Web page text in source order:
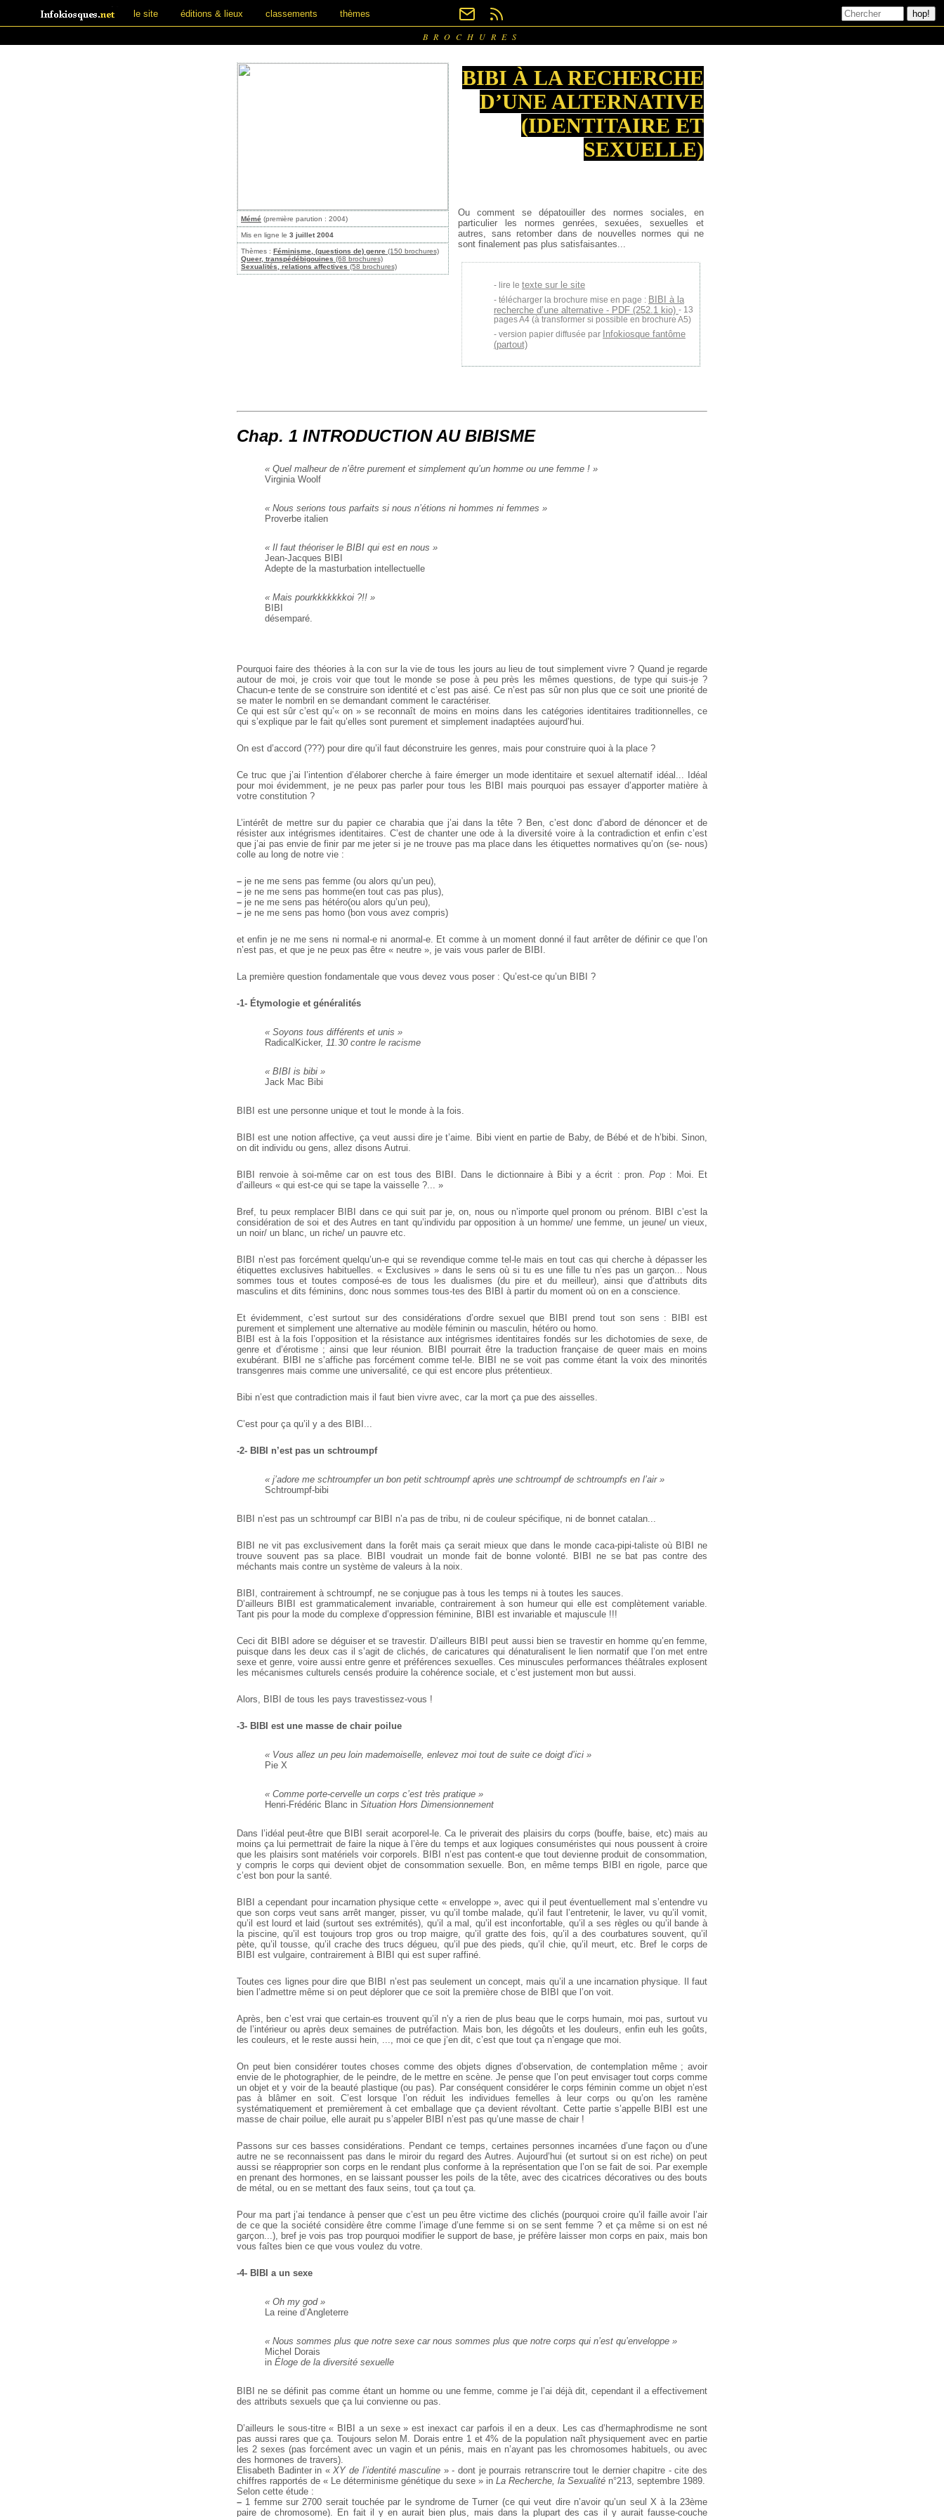
le site éditions & lieux classements thèmes
BROCHURES
Mémé (première parution : 2004)
Mis en ligne le 3 juillet 2004
Thèmes : Féminisme, (questions de) genre (150 brochures)
Queer, transpédébigouines (68 brochures)
Sexualités, relations affectives (58 brochures)
BIBI À LA RECHERCHE
D’UNE ALTERNATIVE
(IDENTITAIRE ET
SEXUELLE)
Ou comment se dépatouiller des normes sociales, en
particulier les normes genrées, sexuées, sexuelles et
autres, sans retomber dans de nouvelles normes qui ne
sont finalement pas plus satisfaisantes...
lire le texte sur le site
télécharger la brochure mise en page : BIBI à la
recherche d’une alternative - PDF (252.1 kio) - 13
pages A4 (à transformer si possible en brochure A5)
version papier diffusée par Infokiosque fantôme
(partout)
Chap. 1 INTRODUCTION AU BIBISME
« Quel malheur de n’être purement et simplement qu’un homme ou une femme ! »
Virginia Woolf
« Nous serions tous parfaits si nous n’étions ni hommes ni femmes »
Proverbe italien
« Il faut théoriser le BIBI qui est en nous »
Jean-Jacques BIBI
Adepte de la masturbation intellectuelle
« Mais pourkkkkkkkoi ?!! »
BIBI
désemparé.
Pourquoi faire des théories à la con sur la vie de tous les jours au lieu de tout simplement vivre ? Quand je regarde
autour de moi, je crois voir que tout le monde se pose à peu près les mêmes questions, de type qui suis-je ?
Chacun-e tente de se construire son identité et c’est pas aisé. Ce n’est pas sûr non plus que ce soit une priorité de
se mater le nombril en se demandant comment le caractériser.
Ce qui est sûr c’est qu’« on » se reconnaît de moins en moins dans les catégories identitaires traditionnelles, ce
qui s’explique par le fait qu’elles sont purement et simplement inadaptées aujourd’hui.
On est d’accord (???) pour dire qu’il faut déconstruire les genres, mais pour construire quoi à la place ?
Ce truc que j’ai l’intention d’élaborer cherche à faire émerger un mode identitaire et sexuel alternatif idéal... Idéal
pour moi évidemment, je ne peux pas parler pour tous les BIBI mais pourquoi pas essayer d’apporter matière à
votre constitution ?
L’intérêt de mettre sur du papier ce charabia que j’ai dans la tête ? Ben, c’est donc d’abord de dénoncer et de
résister aux intégrismes identitaires. C’est de chanter une ode à la diversité voire à la contradiction et enfin c’est
que j’ai pas envie de finir par me jeter si je ne trouve pas ma place dans les étiquettes normatives qu’on (se- nous)
colle au long de notre vie :
– je ne me sens pas femme (ou alors qu’un peu),
– je ne me sens pas homme(en tout cas pas plus),
– je ne me sens pas hétéro(ou alors qu’un peu),
– je ne me sens pas homo (bon vous avez compris)
et enfin je ne me sens ni normal-e ni anormal-e. Et comme à un moment donné il faut arrêter de définir ce que l’on
n’est pas, et que je ne peux pas être « neutre », je vais vous parler de BIBI.
La première question fondamentale que vous devez vous poser : Qu’est-ce qu’un BIBI ?
-1- Étymologie et généralités
« Soyons tous différents et unis »
RadicalKicker, 11.30 contre le racisme
« BIBI is bibi »
Jack Mac Bibi
BIBI est une personne unique et tout le monde à la fois.
BIBI est une notion affective, ça veut aussi dire je t’aime. Bibi vient en partie de Baby, de Bébé et de h’bibi. Sinon,
on dit individu ou gens, allez disons Autrui.
BIBI renvoie à soi-même car on est tous des BIBI. Dans le dictionnaire à Bibi y a écrit : pron. Pop: Moi. Et
d’ailleurs « qui est-ce qui se tape la vaisselle ?... »
Bref, tu peux remplacer BIBI dans ce qui suit par je, on, nous ou n’importe quel pronom ou prénom. BIBI c’est la
considération de soi et des Autres en tant qu’individu par opposition à un homme/ une femme, un jeune/ un vieux,
un noir/ un blanc, un riche/ un pauvre etc.
BIBI n’est pas forcément quelqu’un-e qui se revendique comme tel-le mais en tout cas qui cherche à dépasser les
étiquettes exclusives habituelles. « Exclusives » dans le sens où si tu es une fille tu n’es pas un garçon... Nous
sommes tous et toutes composé-es de tous les dualismes (du pire et du meilleur), ainsi que d’attributs dits
masculins et dits féminins, donc nous sommes tous-tes des BIBI à partir du moment où on en a conscience.
Et évidemment, c’est surtout sur des considérations d’ordre sexuel que BIBI prend tout son sens : BIBI est
purement et simplement une alternative au modèle féminin ou masculin, hétéro ou homo.
BIBI est à la fois l’opposition et la résistance aux intégrismes identitaires fondés sur les dichotomies de sexe, de
genre et d’érotisme ; ainsi que leur réunion. BIBI pourrait être la traduction française de queer mais en moins
exubérant. BIBI ne s’affiche pas forcément comme tel-le. BIBI ne se voit pas comme étant la voix des minorités
transgenres mais comme une universalité, ce qui est encore plus prétentieux.
Bibi n’est que contradiction mais il faut bien vivre avec, car la mort ça pue des aisselles.
C’est pour ça qu’il y a des BIBI...
-2- BIBI n’est pas un schtroumpf
« j’adore me schtroumpfer un bon petit schtroumpf après une schtroumpf de schtroumpfs en l’air »
Schtroumpf-bibi
BIBI n’est pas un schtroumpf car BIBI n’a pas de tribu, ni de couleur spécifique, ni de bonnet catalan...
BIBI ne vit pas exclusivement dans la forêt mais ça serait mieux que dans le monde caca-pipi-taliste où BIBI ne
trouve souvent pas sa place. BIBI voudrait un monde fait de bonne volonté. BIBI ne se bat pas contre des
méchants mais contre un système de valeurs à la noix.
BIBI, contrairement à schtroumpf, ne se conjugue pas à tous les temps ni à toutes les sauces.
D’ailleurs BIBI est grammaticalement invariable, contrairement à son humeur qui elle est complètement variable.
Tant pis pour la mode du complexe d’oppression féminine, BIBI est invariable et majuscule !!!
Ceci dit BIBI adore se déguiser et se travestir. D’ailleurs BIBI peut aussi bien se travestir en homme qu’en femme,
puisque dans les deux cas il s’agit de clichés, de caricatures qui dénaturalisent le lien normatif que l’on met entre
sexe et genre, voire aussi entre genre et préférences sexuelles. Ces minuscules performances théâtrales explosent
les mécanismes culturels censés produire la cohérence sociale, et c’est justement mon but aussi.
Alors, BIBI de tous les pays travestissez-vous !
-3- BIBI est une masse de chair poilue
« Vous allez un peu loin mademoiselle, enlevez moi tout de suite ce doigt d’ici »
Pie X
« Comme porte-cervelle un corps c’est très pratique »
Henri-Frédéric Blanc in Situation Hors Dimensionnement
Dans l’idéal peut-être que BIBI serait acorporel-le. Ca le priverait des plaisirs du corps (bouffe, baise, etc) mais au
moins ça lui permettrait de faire la nique à l’ère du temps et aux logiques consuméristes qui nous poussent à croire
que les plaisirs sont matériels voir corporels.
BIBI n’est pas content-e que tout devienne produit de consommation,
y compris le corps qui devient objet de consommation sexuelle. Bon, en même temps BIBI en rigole, parce que
c’est bon pour la santé.
BIBI a cependant pour incarnation physique cette « enveloppe », avec qui il peut éventuellement mal s’entendre vu
que son corps veut sans arrêt manger, pisser, vu qu’il tombe malade, qu’il faut l’entretenir, le laver, vu qu’il vomit,
qu’il est lourd et laid (surtout ses extrémités), qu’il a mal, qu’il est inconfortable, qu’il a ses règles ou qu’il bande à
la piscine, qu’il est toujours trop gros ou trop maigre, qu’il gratte des fois, qu’il a des courbatures souvent, qu’il
pète, qu’il tousse, qu’il crache des trucs dégueu, qu’il pue des pieds, qu’il chie, qu’il meurt, etc. Bref le corps de
BIBI est vulgaire, contrairement à BIBI qui est super raffiné.
Toutes ces lignes pour dire que BIBI n’est pas seulement un concept, mais qu’il a une incarnation physique. Il faut
bien l’admettre même si on peut déplorer que ce soit la première chose de BIBI que l’on voit.
Après, ben c’est vrai que certain-es trouvent qu’il n’y a rien de plus beau que le corps humain, moi pas, surtout vu
de l’intérieur ou après deux semaines de putréfaction. Mais bon, les dégoûts et les douleurs, enfin euh les goûts,
les couleurs, et le reste aussi hein, ..., moi ce que j’en dit, c’est que tout ça n’engage que moi.
On peut bien considérer toutes choses comme des objets dignes d’observation, de contemplation même ; avoir
envie de le photographier, de le peindre, de le mettre en scène. Je pense que l’on peut envisager tout corps comme
un objet et y voir de la beauté plastique (ou pas). Par conséquent considérer le corps féminin comme un objet n’est
pas à blâmer en soit. C’est lorsque l’on réduit les individues femelles à leur corps ou qu’on les ramène
systématiquement et premièrement à cet emballage que ça devient révoltant. Cette partie s’appelle BIBI est une
masse de chair poilue, elle aurait pu s’appeler BIBI n’est pas qu’une masse de chair !
Passons sur ces basses considérations. Pendant ce temps, certaines personnes incarnées d’une façon ou d’une
autre ne se reconnaissent pas dans le miroir du regard des Autres. Aujourd’hui (et surtout si on est riche) on peut
aussi se réapproprier son corps en le rendant plus conforme à la représentation que l’on se fait de soi. Par exemple
en prenant des hormones, en se laissant pousser les poils de la tête, avec des cicatrices décoratives ou des bouts
de métal, ou en se mettant des faux seins, tout ça tout ça.
Pour ma part j’ai tendance à penser que c’est un peu être victime des clichés (pourquoi croire qu’il faille avoir l’air
de ce que la société considère être comme l’image d’une femme si on se sent femme ? et ça même si on est né
garçon...), bref je vois pas trop pourquoi modifier le support de base, je préfère laisser mon corps en paix, mais bon
vous faîtes bien ce que vous voulez du votre.
-4- BIBI a un sexe
« Oh my god »
La reine d’Angleterre
« Nous sommes plus que notre sexe car nous sommes plus que notre corps qui n’est qu’enveloppe »
Michel Dorais
in Éloge de la diversité sexuelle
BIBI ne se définit pas comme étant un homme ou une femme, comme je l’ai déjà dit, cependant il a effectivement
des attributs sexuels que ça lui convienne ou pas.
D’ailleurs le sous-titre « BIBI a un sexe » est inexact car parfois il en a deux. Les cas d’hermaphrodisme ne sont
pas aussi rares que ça. Toujours selon M. Dorais entre 1 et 4% de la population naît physiquement avec en partie
les 2 sexes (pas forcément avec un vagin et un pénis, mais en n’ayant pas les chromosomes habituels, ou avec
des hormones de travers).
Elisabeth Badinter in «XY de l’identité masculine » - dont je pourrais retranscrire tout le dernier chapitre - cite des
chiffres rapportés de « Le déterminisme génétique du sexe » in La Recherche, la Sexualité n°213, septembre 1989.
Selon cette étude :
– 1 femme sur 2700 serait touchée par le syndrome de Turner (ce qui veut dire n’avoir qu’un seul X à la 23ème
paire de chromosome). En fait il y en aurait bien plus, mais dans la plupart des cas il y aurait fausse-couche